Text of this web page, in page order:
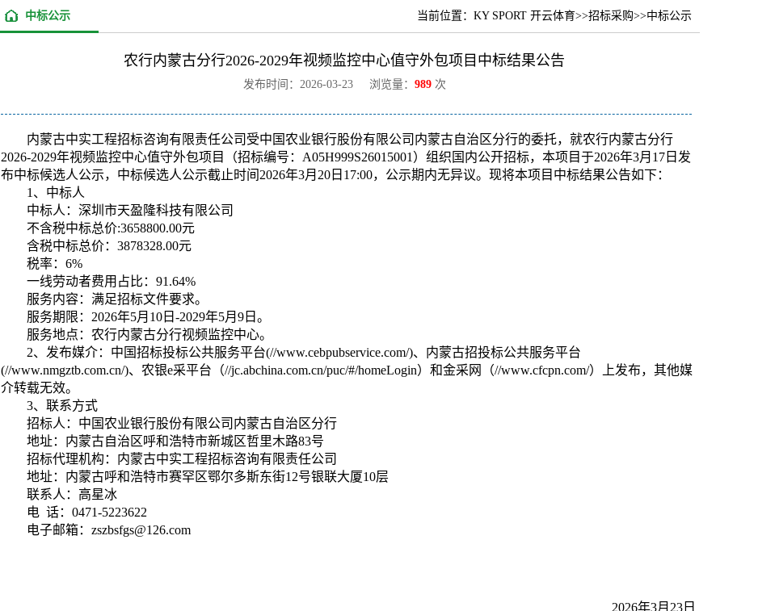
当前位置： KY SPORT 开云体育>>招标采购>>中标公示
中标公示
农行内蒙古分行2026-2029年视频监控中心值守外包项目中标结果公告
发布时间：2026-03-23 浏览量： 989次
内蒙古中实工程招标咨询有限责任公司受中国农业银行股份有限公司内蒙古自治区分行的委托，就农行内蒙古分行
2026-2029年视频监控中心值守外包项目（招标编号：A05H999S26015001）组织国内公开招标，本项目于2026年3月17日发
布中标候选人公示，中标候选人公示截止时间2026年3月20日17:00，公示期内无异议。现将本项目中标结果公告如下：
1、中标人
中标人：深圳市天盈隆科技有限公司
不含税中标总价:3658800.00元
含税中标总价：3878328.00元
税率：6%
一线劳动者费用占比：91.64%
服务内容：满足招标文件要求。
服务期限：2026年5月10日-2029年5月9日。
服务地点：农行内蒙古分行视频监控中心。
2、发布媒介：中国招标投标公共服务平台(//www.cebpubservice.com/)、内蒙古招投标公共服务平台
(//www.nmgztb.com.cn/)、农银e采平台（//jc.abchina.com.cn/puc/#/homeLogin）和金采网（//www.cfcpn.com/）上发布，其他媒
介转载无效。
3、联系方式
招标人：中国农业银行股份有限公司内蒙古自治区分行
地址：内蒙古自治区呼和浩特市新城区哲里木路83号
招标代理机构：内蒙古中实工程招标咨询有限责任公司
地址：内蒙古呼和浩特市赛罕区鄂尔多斯东街12号银联大厦10层
联系人：高星冰
电 话：0471-5223622
电子邮箱：zszbsfgs@126.com
2026年3月23日